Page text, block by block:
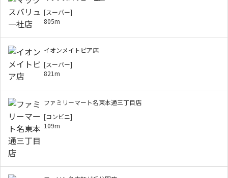
[スーパー]
805m
イオンメイトピア店
[スーパー]
821m
ファミリーマート名東本通三丁目店
[コンビニ]
109m